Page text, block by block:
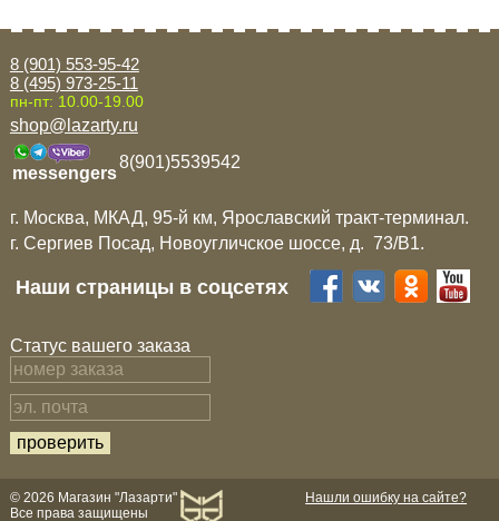
8 (901) 553-95-42
8 (495) 973-25-11
пн-пт: 10.00-19.00
shop@lazarty.ru
messengers
8(901)5539542
г. Москва, МКАД, 95-й км, Ярославский тракт-терминал.
г. Сергиев Посад, Новоугличское шоссе, д. 73/B1.
Наши страницы в соцсетях
Статус вашего заказа
Нашли ошибку на сайте?
© 2026 Магазин "Лазарти"
Все права защищены